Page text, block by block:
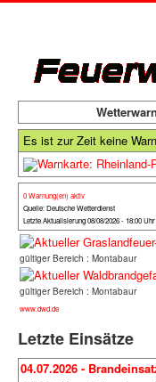
Es ist zur Zeit keine
0 Warnung(en) aktiv
Quelle: Deutsche Wetterdienst
Letzte Aktualisierung 08/08/2026 - 18:00 Uhr
gültiger Bereich : Montabaur
gültiger Bereich : Montabaur
www.dwd.de
Letzte Einsätze
04.07.2026 -